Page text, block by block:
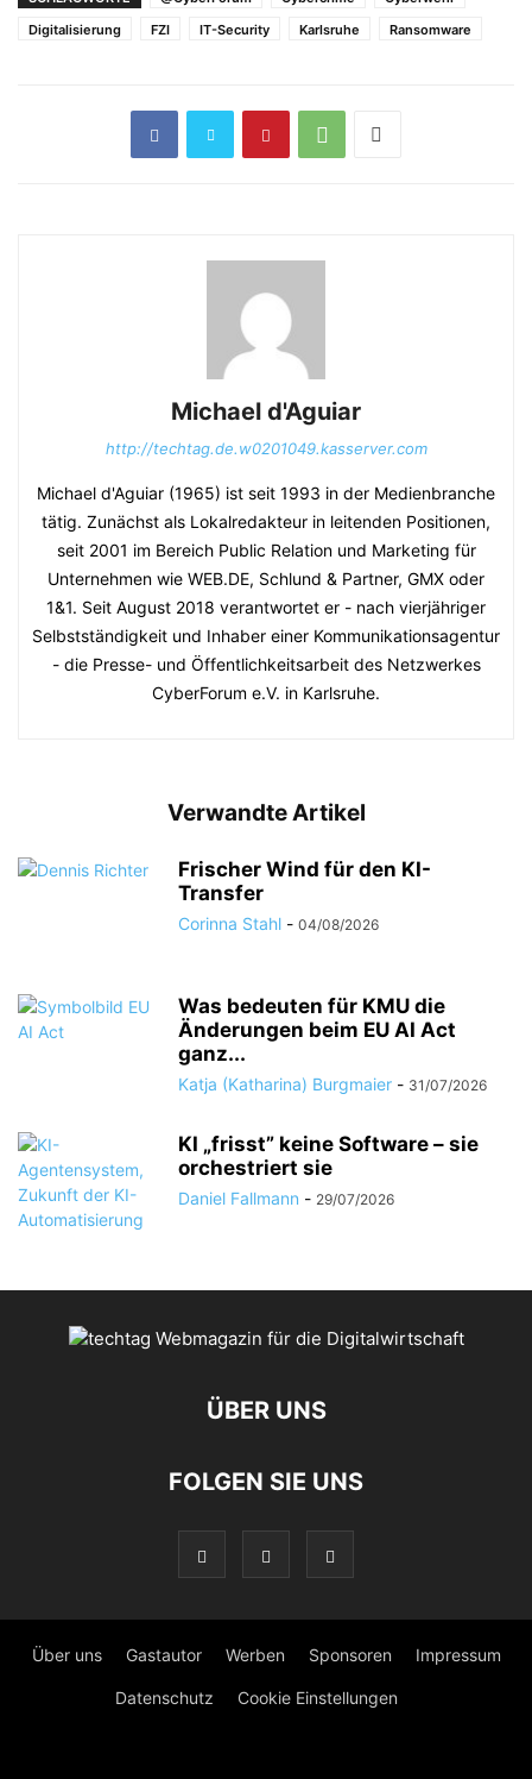
Digitalisierung
FZI IT-Security Karlsruhe Ransomware
Michael d'Aguiar
http://techtag.de.w0201049.kasserver.com
Michael d'Aguiar (1965) ist seit 1993 in der Medienbranche
tätig. Zunächst als Lokalredakteur in leitenden Positionen,
seit 2001 im Bereich Public Relation und Marketing für
Unternehmen wie WEB.DE, Schlund & Partner, GMX oder
1&1. Seit August 2018 verantwortet er - nach vierjähriger
Selbstständigkeit und Inhaber einer Kommunikationsagentur
- die Presse- und Öffentlichkeitsarbeit des Netzwerkes
CyberForum e.V. in Karlsruhe.
Verwandte Artikel
Frischer Wind für den KI-
Transfer
Corinna Stahl - 04/08/2026
Was bedeuten für KMU die
Änderungen beim EU AI Act
ganz...
Katja (Katharina) Burgmaier - 31/07/2026
KI „frisst” keine Software – sie
orchestriert sie
Daniel Fallmann - 29/07/2026
ÜBER UNS
FOLGEN SIE UNS
Über uns Gastautor Werben Sponsoren Impressum
Datenschutz Cookie Einstellungen